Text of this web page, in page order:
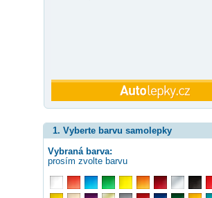
1. Vyberte barvu samolepky
Vybraná barva:
prosím zvolte barvu